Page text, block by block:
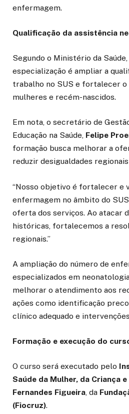
enfermagem.
Qualificação da assistência
Segundo o Ministério da
especialização é ampliar a
trabalho no SUS e fortalecer
mulheres e recém-nascidos.
Em nota, o secretário de
Educação na Saúde, Felipe
formação busca melhorar a
reduzir desigualdades
“Nosso objetivo é fortalecer e
enfermagem no âmbito do
oferta dos serviços. Ao atacar
históricas, fortalecemos a
regionais.”
A ampliação do número de
especializados em
melhorar o atendimento aos
ações como identificação
clínico adequado e
Formação e execução do
O curso será executado pelo
Saúde da Mulher, da Criança
Fernandes Figueira, da
(Fiocruz).